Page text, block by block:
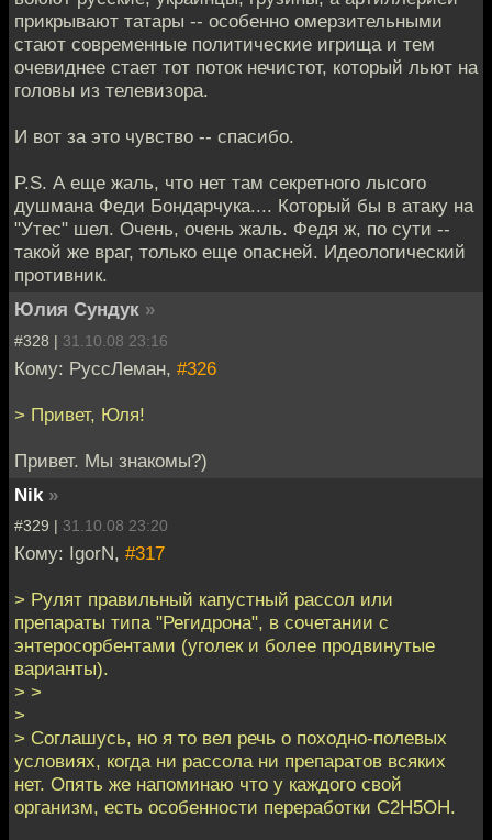
прикрывают татары -- особенно омерзительными
стают современные политические игрища и тем
очевиднее стает тот поток нечистот, который льют на
головы из телевизора.
И вот за это чувство -- спасибо.
P.S. А еще жаль, что нет там секретного лысого
душмана Феди Бондарчука.... Который бы в атаку на
"Утес" шел. Очень, очень жаль. Федя ж, по сути --
такой же враг, только еще опасней. Идеологический
противник.
Юлия Сундук »
#328 | 31.10.08 23:16
Кому: РуссЛеман, #326
> Привет, Юля!
Привет. Мы знакомы?)
Nik »
#329 | 31.10.08 23:20
Кому: IgorN, #317
> Рулят правильный капустный рассол или
препараты типа "Регидрона", в сочетании с
энтеросорбентами (уголек и более продвинутые
варианты).
> >
>
> Соглашусь, но я то вел речь о походно-полевых
условиях, когда ни рассола ни препаратов всяких
нет. Опять же напоминаю что у каждого свой
организм, есть особенности переработки C2H5OH.